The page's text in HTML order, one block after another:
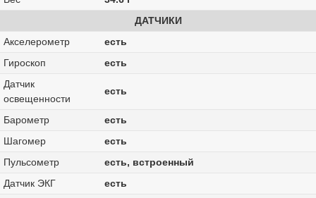
ДАТЧИКИ
Акселерометр
есть
Гироскоп
есть
Датчик
освещенности
есть
Барометр
есть
Шагомер
есть
Пульсометр
есть, встроенный
Датчик ЭКГ
есть